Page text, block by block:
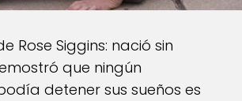
Rose Siggins: nació sin
que ningún
detener sus sueños es